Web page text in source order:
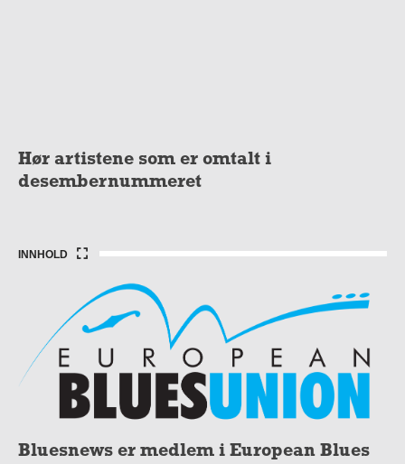
Hør artistene som er omtalt i
desembernummeret
INNHOLD
Bluesnews er medlem i European Blues